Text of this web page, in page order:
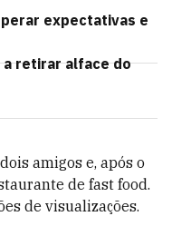
expectativas e
a retirar alface do
amigos e, após o
de fast food.
de visualizações.